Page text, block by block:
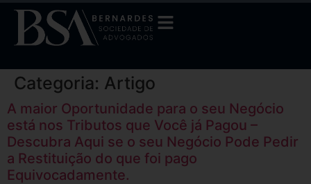
Categoria: Artigo
A maior Oportunidade para o seu Negócio
está nos Tributos que Você já Pagou –
Descubra Aqui se o seu Negócio Pode Pedir
a Restituição do que foi pago
Equivocadamente.